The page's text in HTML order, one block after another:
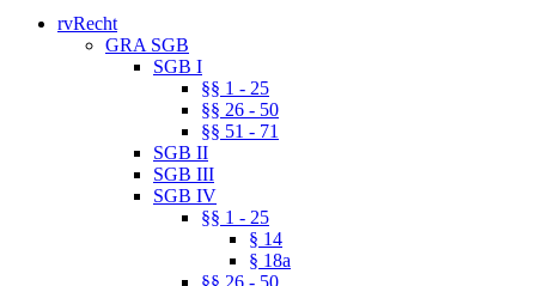
rvRecht
GRA SGB
SGB I
§§ 1 - 25
§§ 26 - 50
§§ 51 - 71
SGB II
SGB III
SGB IV
§§ 1 - 25
§ 14
§ 18a
§§ 26 - 50